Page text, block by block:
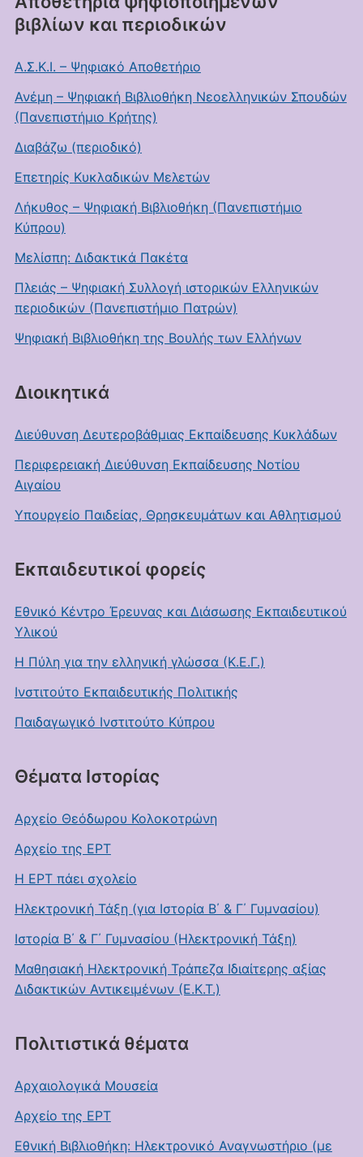
βιβλίων και περιοδικών
Α.Σ.Κ.Ι. – Ψηφιακό Αποθετήριο
Ανέμη – Ψηφιακή Βιβλιοθήκη Νεοελληνικών Σπουδών
(Πανεπιστήμιο Κρήτης)
Διαβάζω (περιοδικό)
Επετηρίς Κυκλαδικών Μελετών
Λήκυθος – Ψηφιακή Βιβλιοθήκη (Πανεπιστήμιο
Κύπρου)
Μελίσπη: Διδακτικά Πακέτα
Πλειάς – Ψηφιακή Συλλογή ιστορικών Ελληνικών
περιοδικών (Πανεπιστήμιο Πατρών)
Ψηφιακή Βιβλιοθήκη της Βουλής των Ελλήνων
Διοικητικά
Διεύθυνση Δευτεροβάθμιας Εκπαίδευσης Κυκλάδων
Περιφερειακή Διεύθυνση Εκπαίδευσης Νοτίου
Αιγαίου
Υπουργείο Παιδείας, Θρησκευμάτων και Αθλητισμού
Εκπαιδευτικοί φορείς
Εθνικό Κέντρο Έρευνας και Διάσωσης Εκπαιδευτικού
Υλικού
Η Πύλη για την ελληνική γλώσσα (Κ.Ε.Γ.)
Ινστιτούτο Εκπαιδευτικής Πολιτικής
Παιδαγωγικό Ινστιτούτο Κύπρου
Θέματα Ιστορίας
Αρχείο Θεόδωρου Κολοκοτρώνη
Αρχείο της ΕΡΤ
Η ΕΡΤ πάει σχολείο
Ηλεκτρονική Τάξη (για Ιστορία Β΄ & Γ΄ Γυμνασίου)
Ιστορία Β΄ & Γ΄ Γυμνασίου (Ηλεκτρονική Τάξη)
Μαθησιακή Ηλεκτρονική Τράπεζα Ιδιαίτερης αξίας
Διδακτικών Αντικειμένων (Ε.Κ.Τ.)
Πολιτιστικά θέματα
Αρχαιολογικά Μουσεία
Αρχείο της ΕΡΤ
Εθνική Βιβλιοθήκη: Ηλεκτρονικό Αναγνωστήριο (με